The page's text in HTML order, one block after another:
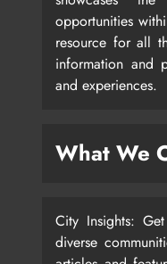
opportunities
resource for all
information and
and experiences.
What We
City Insights:
diverse